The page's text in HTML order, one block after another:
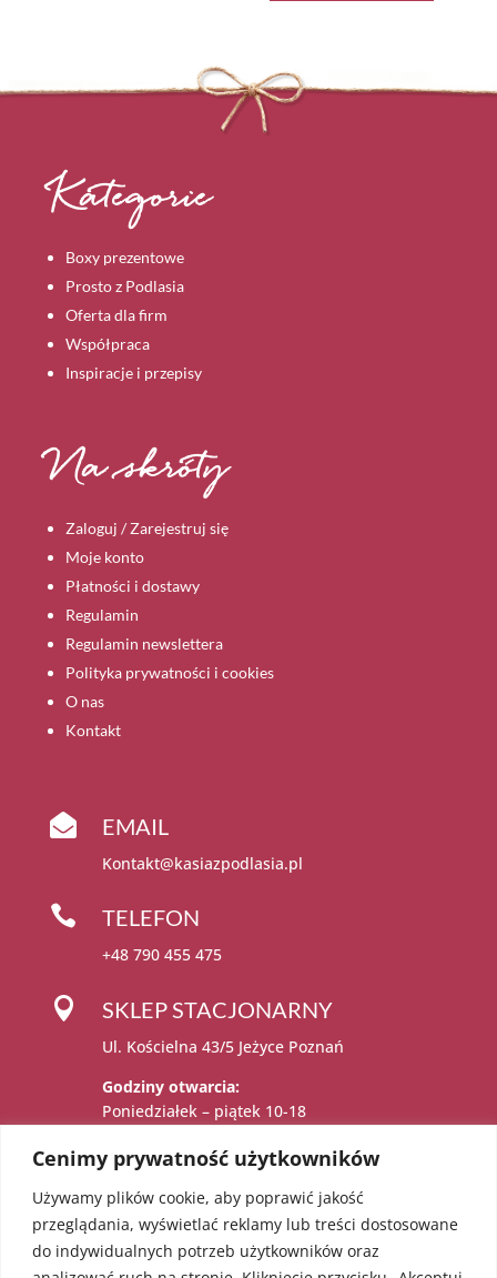
Cenimy prywatność użytkowników
Używamy plików cookie, aby poprawić jakość
przeglądania, wyświetlać reklamy lub treści dostosowane
do indywidualnych potrzeb użytkowników oraz
Kategorie
Boxy prezentowe
Prosto z Podlasia
Oferta dla firm
Współpraca
Inspiracje i przepisy
Na skróty
Zaloguj / Zarejestruj się
Moje konto
Płatności i dostawy
Regulamin
Regulamin newslettera
Polityka prywatności i cookies
O nas
Kontakt
 EMAIL
Kontakt@kasiazpodlasia.pl
 TELEFON
+48 790 455 475
 SKLEP STACJONARNY
Ul. Kościelna 43/5 Jeżyce Poznań
Godziny otwarcia:
Poniedziałek – piątek 10-18

Administratorem danych osobowych jest:
Katarzyna Sadowska – Karolczak prowadzący
działalność gospodarczą pod firmą EcoAngel